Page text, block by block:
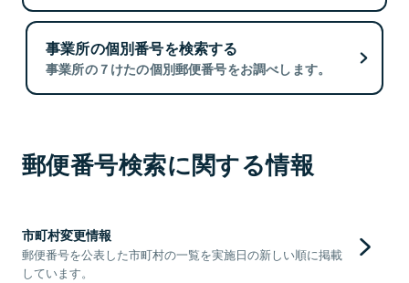
事業所の個別番号を検索する
事業所の７けたの個別郵便番号をお調べします。
郵便番号検索に関する情報
市町村変更情報
郵便番号を公表した市町村の一覧を実施日の新しい順に掲載
しています。